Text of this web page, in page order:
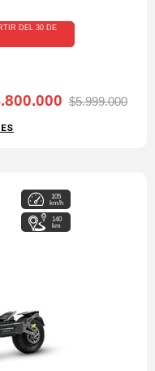
DEL 30 DE
$5.999.000
105
km/h
140
km